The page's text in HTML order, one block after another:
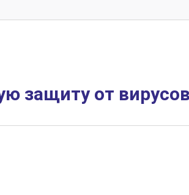
защиту от